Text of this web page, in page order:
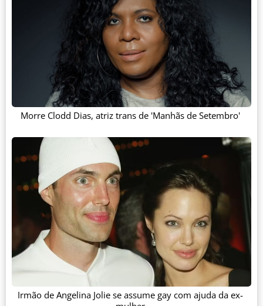
Morre Clodd Dias, atriz trans de 'Manhãs de Setembro'
Irmão de Angelina Jolie se assume gay com ajuda da ex-